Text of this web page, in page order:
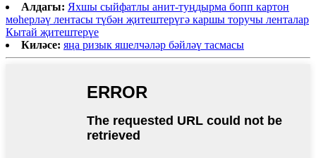
Алдагы: Яхшы сыйфатлы анит-туңдырма бопп картон
мөһерләү лентасы түбән җитештерүгә каршы торучы ленталар
Кытай җитештерүе
Киләсе: яңа ризык яшелчәләр бәйләү тасмасы